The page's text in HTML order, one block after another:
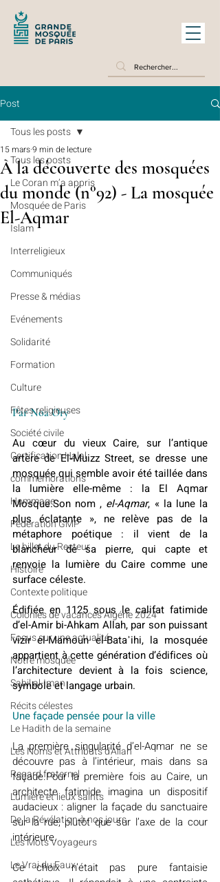
Post
Tous les posts
Le Coran m’a appris
Mosquée de Paris
Islam
Interreligieux
Communiqués
Presse & médias
Evénements
Solidarité
Formation
Culture
Fêtes religieuses
Société civile
Certification Halal
commémorations
Hommage
Fédération GMP
Le billet du Recteur
Histoire
Contexte politique
Colonies de vacances Algérie 2024
​​Focus sur une actualité
Notre mosquée
Sabil al-Iman
Récits célestes
Le Hadith de la semaine
Les Noms et Attributs d'Allah
Regard fraternel
Lumière et lieux saints
De la Révélation à nos jours
Les Mots Voyageurs
Le Vrai du Faux
Tous les posts
À la découverte des mosquées
du monde (n°92) - La mosquée
El-Aqmar
15 mars9 min de lecture
Par Noa Ory
Au cœur du vieux Caire, sur l’antique
artère de El‑Muizz Street, se dresse une
mosquée qui semble avoir été taillée dans
la lumière elle-même : la El Aqmar
Mosque.Son nom , el-Aqmar, « la lune la
plus éclatante », ne relève pas de la
métaphore poétique : il vient de la
blancheur de sa pierre, qui capte et
renvoie la lumière du Caire comme une
surface céleste.
Édifiée en 1125 sous le califat fatimide
d’el-Amir bi-Ahkam Allah, par son puissant
vizir el-Mamoun el-Bataʾihi, la mosquée
appartient à cette génération d’édifices où
l’architecture devient à la fois science,
symbole et langage urbain.
Une façade pensée pour la ville
La première singularité d’el-Aqmar ne se
découvre pas à l’intérieur, mais dans sa
façade.Pour la première fois au Caire, un
architecte fatimide imagina un dispositif
audacieux : aligner la façade du sanctuaire
sur la rue, plutôt que sur l’axe de la cour
intérieure.
Ce choix n’était pas pure fantaisie